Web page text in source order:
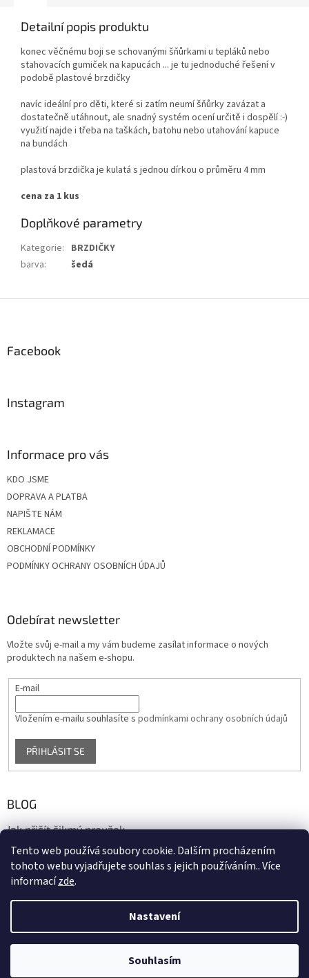
Tento web používá soubory cookie. Dalším procházením
tohoto webu vyjadřujete souhlas s jejich používáním.. Více
informacízde.
Nastavení
Souhlasím
Detailní popis produktu
konec věčnému boji se schovanými šňůrkami u tepláků nebo
stahovacích gumiček na kapucách ... je tu jednoduché řešení v
podobě plastové brzdičky
navíc ideální pro děti, které si zatím neumí šňůrky zavázat a
dostatečně utáhnout, ale snadný systém ocení určitě i dospělí :-)
využití najde i třeba na taškách, batohu nebo utahování kapuce
na bundách
plastová brzdička je kulatá s jednou dírkou o průměru 4 mm
cena za 1 kus
Doplňkové parametry
Kategorie: BRZDIČKY
barva: šedá
Facebook
Instagram
Informace pro vás
KDO JSME
DOPRAVA A PLATBA
NAPIŠTE NÁM
REKLAMACE
OBCHODNÍ PODMÍNKY
PODMÍNKY OCHRANY OSOBNÍCH ÚDAJŮ
Odebírat newsletter
Vložte svůj e-mail a my vám budeme zasílat informace o nových
produktech na našem e-shopu.
E-mail
Vložením e-mailu souhlasíte s podmínkami ochrany osobních údajů
PŘIHLÁSIT SE
BLOG
Jak přišít šikmý proužek
17.10.2020
Copyright 2026biaska.cz. Všechna práva vyhrazena.Upravit
nastavení cookies